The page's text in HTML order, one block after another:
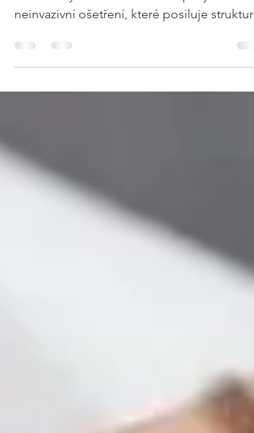
"Omezuje padání vlasů, obnovuje zdravé a
husté vlasy" Vlasová mezoterapie je
neinvazivní ošetření, které posiluje strukturu
vlasů,...